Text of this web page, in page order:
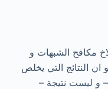
مكافح الشبهات و
ان النتائج التي يخلص
و ليست نتيجة –